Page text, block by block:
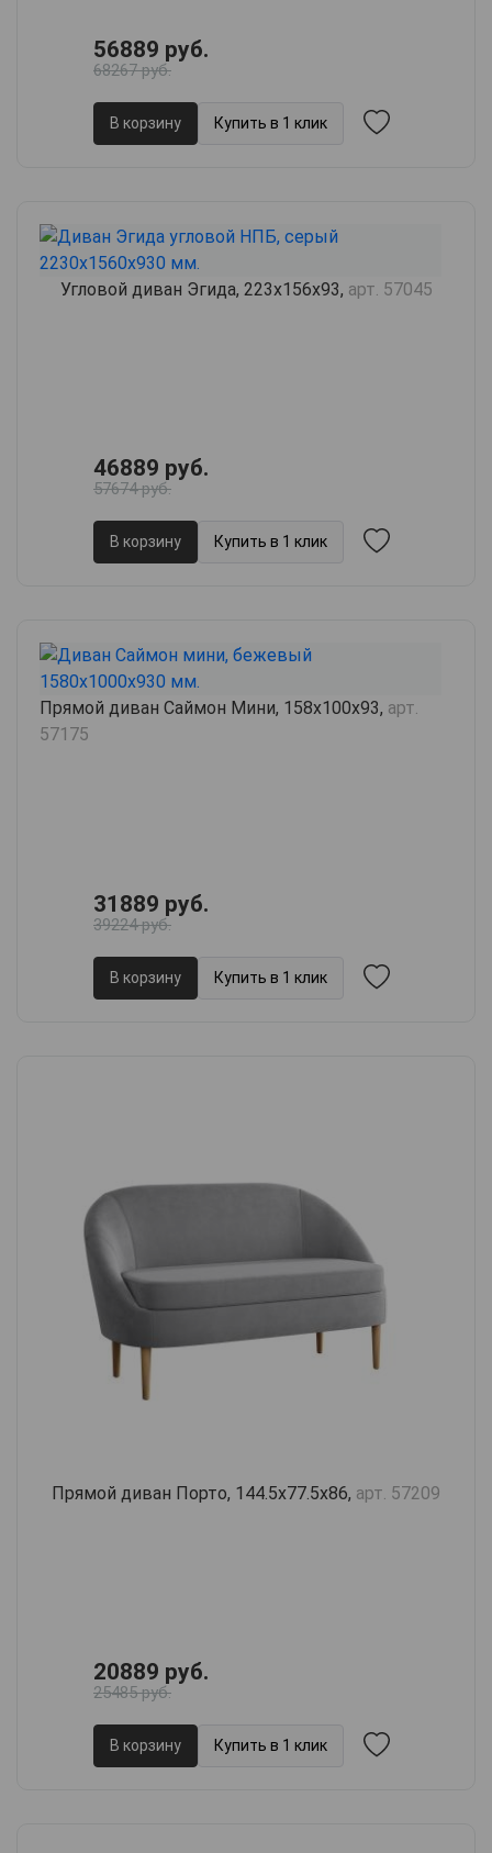
56889 руб.
68267 руб.
В корзину Купить в 1 клик
Угловой диван Эгида, 223х156х93, арт. 57045
46889 руб.
57674 руб.
В корзину Купить в 1 клик
Прямой диван Саймон Мини, 158х100х93, арт.
57175
31889 руб.
39224 руб.
В корзину Купить в 1 клик
Прямой диван Порто, 144.5х77.5х86, арт. 57209
20889 руб.
25485 руб.
В корзину Купить в 1 клик